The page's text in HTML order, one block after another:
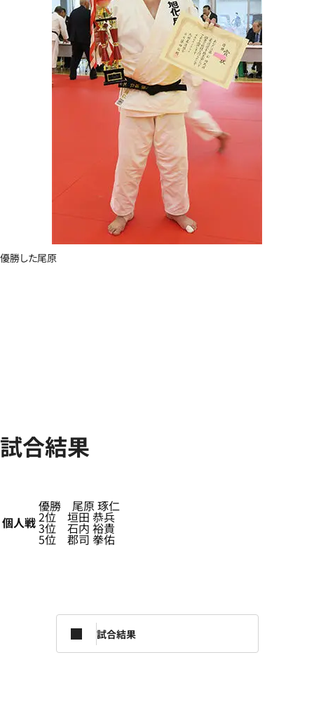
優勝した尾原
試合結果
個人戦
優勝 尾原 琢仁
2位 垣田 恭兵
3位 石内 裕貴
5位 郡司 拳佑
試合結果